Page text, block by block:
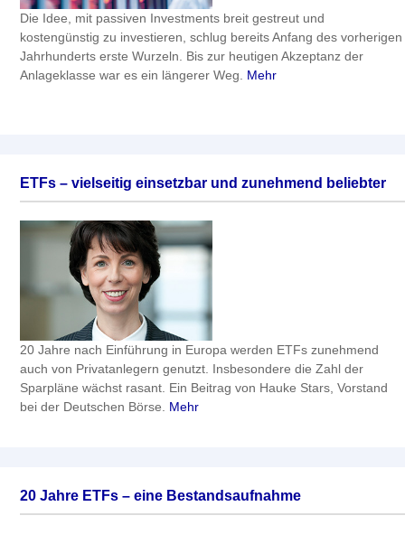
Die Idee, mit passiven Investments breit gestreut und
kostengünstig zu investieren, schlug bereits Anfang des vorherigen
Jahrhunderts erste Wurzeln. Bis zur heutigen Akzeptanz der
Anlageklasse war es ein längerer Weg. Mehr
ETFs – vielseitig einsetzbar und zunehmend beliebter
20 Jahre nach Einführung in Europa werden ETFs zunehmend
auch von Privatanlegern genutzt. Insbesondere die Zahl der
Sparpläne wächst rasant. Ein Beitrag von Hauke Stars, Vorstand
bei der Deutschen Börse. Mehr
20 Jahre ETFs – eine Bestandsaufnahme